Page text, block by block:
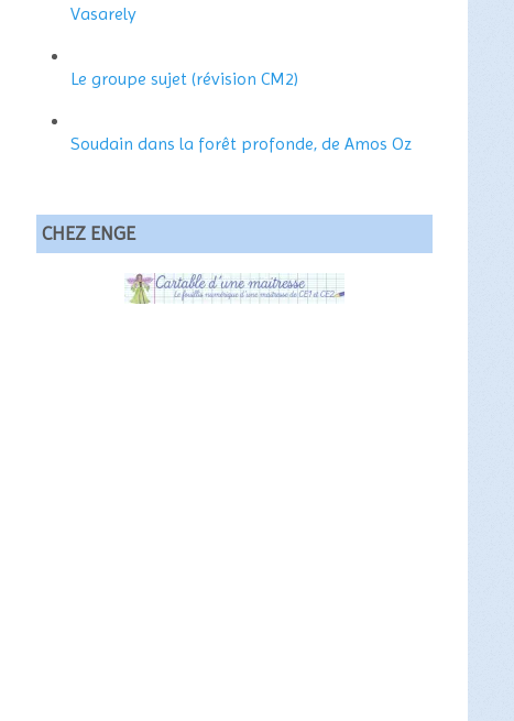
Vasarely
Le groupe sujet (révision CM2)
Soudain dans la forêt profonde, de Amos Oz
CHEZ ENGE